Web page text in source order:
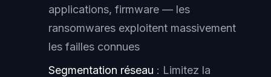
applications, firmware — les
ransomwares exploitent massivement
les failles connues
Segmentation réseau : Limitez la